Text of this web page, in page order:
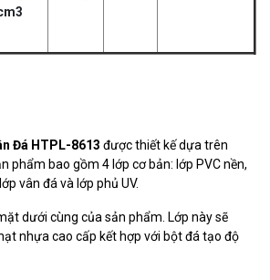
Đá HTPL-8613 được thiết kế dựa trên
phẩm bao gồm 4 lớp cơ bản: lớp PVC nền,
vân đá và lớp phủ UV.
dưới cùng của sản phẩm. Lớp này sẽ
nhựa cao cấp kết hợp với bột đá tạo độ